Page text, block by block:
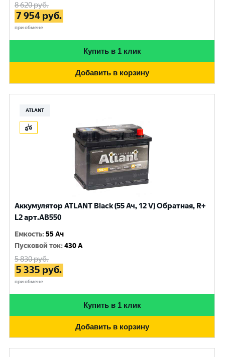
8 620руб.
7 954 руб.
при обмене
Купить в 1 клик
Добавить в корзину
ATLANT
Аккумулятор ATLANT Black (55 Ач, 12 V) Обратная, R+
L2 арт.AB550
Емкость:55 Ач
Пусковой ток:430 A
5 830руб.
5 335 руб.
при обмене
Купить в 1 клик
Добавить в корзину